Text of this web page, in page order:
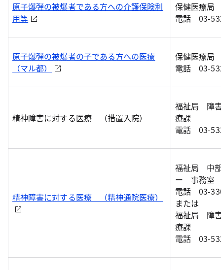
原子爆弾の被爆者である方への介護保険利
用等
保健医療
電話 03-
原子爆弾の被爆者の子である方への医療
（マル都）
保健医療
電話 03-
精神障害に対する医療 （措置入院）
福祉局 障
療課
電話 03-
精神障害に対する医療 （精神通院医療）
福祉局 中
ー 事務室
電話 03-
または
福祉局 障
療課
電話 03-